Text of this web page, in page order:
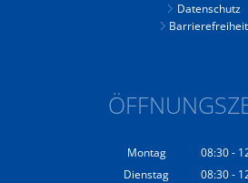
Datenschutz
Barrierefreiheit
Montag 08:30-
Dienstag 08:30-